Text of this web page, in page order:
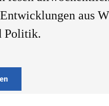
aus
Politik.